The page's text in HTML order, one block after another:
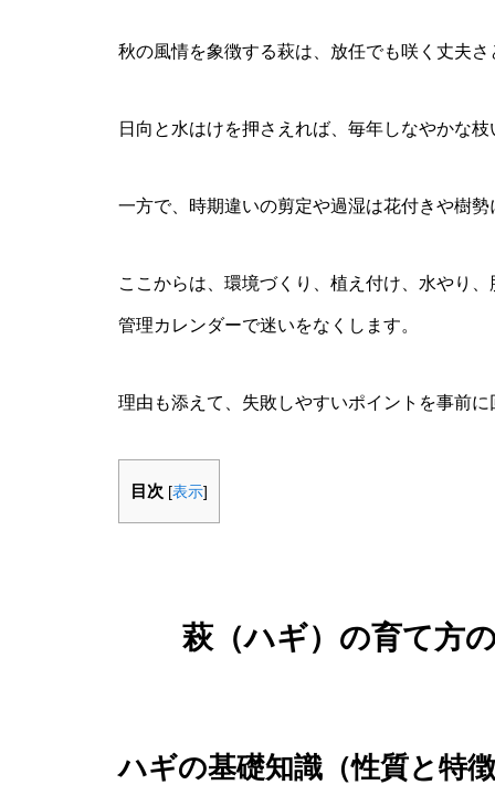
秋の風情を象徴する萩は、放任でも咲く丈夫
日向と水はけを押さえれば、毎年しなやかな
一方で、時期違いの剪定や過湿は花付きや樹
ここからは、環境づくり、植え付け、水やり
管理カレンダーで迷いをなくします。
理由も添えて、失敗しやすいポイントを事前
目次 [表示]
萩（ハギ）の育て方
ハギの基礎知識（性質と特